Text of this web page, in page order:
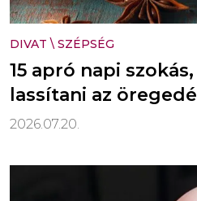
DIVAT \ SZÉPSÉG
15 apró napi
lassítani az
2026.07.20.